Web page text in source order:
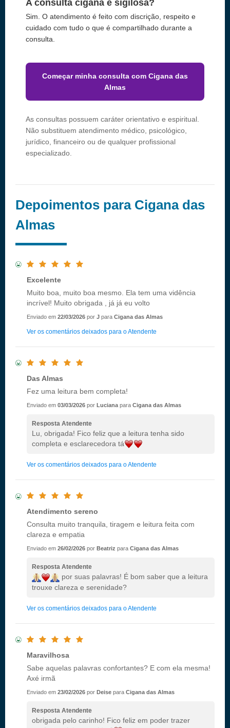
A consulta cigana é sigilosa?
Sim. O atendimento é feito com discrição, respeito e
cuidado com tudo o que é compartilhado durante a
consulta.
Começar minha consulta com Cigana das
Almas
As consultas possuem caráter orientativo e espiritual.
Não substituem atendimento médico, psicológico,
jurídico, financeiro ou de qualquer profissional
especializado.
Depoimentos para Cigana das
Almas
Excelente
Muito boa, muito boa mesmo. Ela tem uma vidência
incrível! Muito obrigada , já já eu volto
Enviado em 22/03/2026 por J para Cigana das Almas
Ver os comentários deixados para o Atendente
Das Almas
Fez uma leitura bem completa!
Enviado em 03/03/2026 por Luciana para Cigana das Almas
Resposta Atendente
Lu, obrigada! Fico feliz que a leitura tenha sido
completa e esclarecedora tá
Ver os comentários deixados para o Atendente
Atendimento sereno
Consulta muito tranquila, tiragem e leitura feita com
clareza e empatia
Enviado em 26/02/2026 por Beatriz para Cigana das Almas
Resposta Atendente
por suas palavras! É bom saber que a leitura
trouxe clareza e serenidade?
Ver os comentários deixados para o Atendente
Maravilhosa
Sabe aquelas palavras confortantes? E com ela mesma!
Axé irmã
Enviado em 23/02/2026 por Deise para Cigana das Almas
Resposta Atendente
obrigada pelo carinho! Fico feliz em poder trazer